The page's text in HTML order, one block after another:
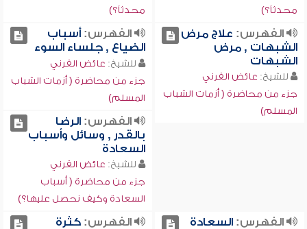
محدثاً؟)
محدثاً؟)
الفهرس: علاج مرض
الشبهات , مرض
الشبهات
للشيخ: عائض القرني
جزء من محاضرة ( أزمات الشباب
المسلم)
الفهرس:أسباب
الضياع , جلساء السوء
للشيخ: عائض القرني
جزء من محاضرة ( أزمات الشباب
المسلم)
الفهرس:الرضا
بالقدر , وسائل وأسباب
السعادة
للشيخ: عائض القرني
جزء من محاضرة ( أسباب
السعادة وكيف نحصل عليها؟)
الفهرس:السعادة
الفهرس:كثرة